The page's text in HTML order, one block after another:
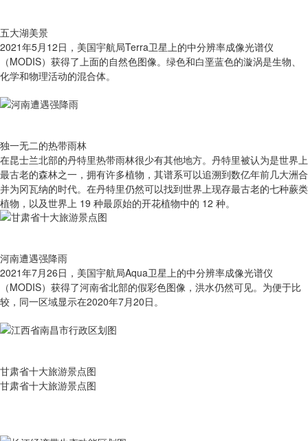
五大湖美景
2021年5月12日，美国宇航局Terra卫星上的中分辨率成像光谱仪
（MODIS）获得了上面的自然色图像。绿色和白垩蓝色的漩涡是生物、
化学和物理活动的混合体。
独一无二的热带雨林
在昆士兰北部的丹特里热带雨林很少有其他地方。丹特里被认为是世界上
最古老的森林之一，拥有许多植物，其谱系可以追溯到数亿年前几大洲合
并为冈瓦纳的时代。在丹特里仍然可以找到世界上现存最古老的七种蕨类
植物，以及世界上 19 种最原始的开花植物中的 12 种。
河南遭遇强降雨
2021年7月26日，美国宇航局Aqua卫星上的中分辨率成像光谱仪
（MODIS）获得了河南省北部的假彩色图像，洪水仍然可见。为便于比
较，同一区域显示在2020年7月20日。
甘肃省十大旅游景点图
甘肃省十大旅游景点图